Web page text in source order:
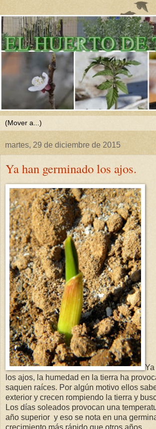
martes, 29 de diciembre de 2015
Ya han germinado los ajos.
los ajos, la humedad en la tierra ha
saquen raíces. Por algún motivo ellos
exterior y crecen rompiendo la tierra y
Los días soleados provocan una
año superior y eso se nota en una